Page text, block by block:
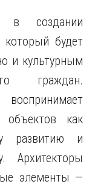
в создании
который будет
и культурным
граждан.
объектов как
развитию и
элементы —